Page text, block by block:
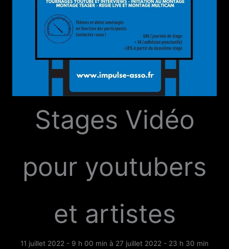
Stages Vidéo
pour youtubers
et artistes
11 juillet 2022 - 9 h 00 min à 27 juillet 2022 - 23 h 30 min